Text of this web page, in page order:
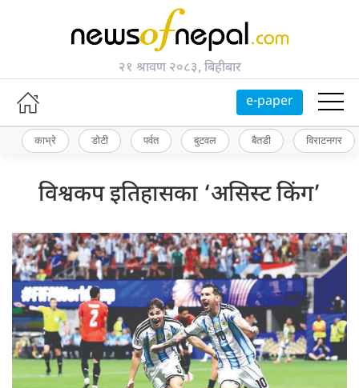
२१ श्रावण २०८३, बिहीबार
e-paper
काभ्रे डोटी पर्वत बुटवल बैतडी विराटनगर
विश्वकप इतिहासका ‘असिस्ट किंग’